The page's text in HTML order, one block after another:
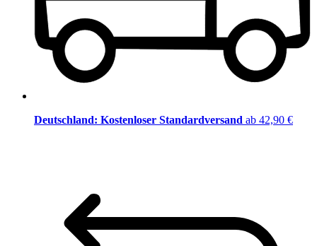
Deutschland: Kostenloser Standardversand ab 42,90 €